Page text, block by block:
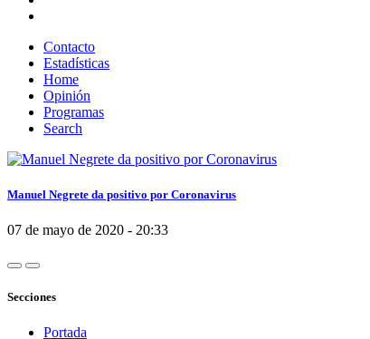
Contacto
Estadísticas
Home
Opinión
Programas
Search
Manuel Negrete da positivo por Coronavirus
07 de mayo de 2020 - 20:33
Secciones
Portada